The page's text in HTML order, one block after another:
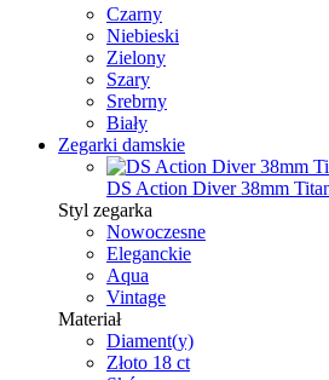
Czarny
Niebieski
Zielony
Szary
Srebrny
Biały
Zegarki damskie
DS Action Diver 38mm
Styl zegarka
Nowoczesne
Eleganckie
Aqua
Vintage
Materiał
Diament(y)
Złoto 18 ct